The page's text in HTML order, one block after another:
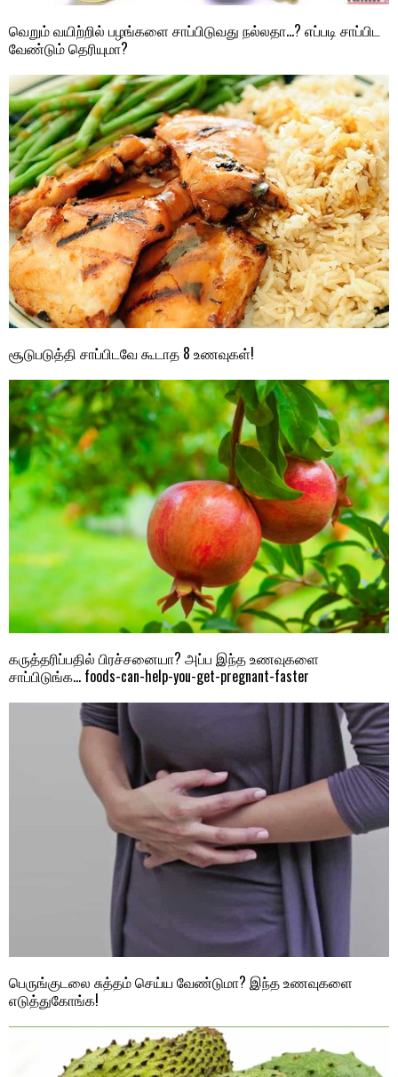
வெறும் வயிற்றில் பழங்களை சாப்பிடுவது நல்லதா…? எப்படி சாப்பிட
வேண்டும் தெரியுமா?
சூடுபடுத்தி சாப்பிடவே கூடாத 8 உணவுகள்!
கருத்தரிப்பதில் பிரச்சனையா? அப்ப இந்த உணவுகளை
சாப்பிடுங்க… foods-can-help-you-get-pregnant-faster
பெருங்குடலை சுத்தம் செய்ய வேண்டுமா? இந்த உணவுகளை
எடுத்துகோங்க!